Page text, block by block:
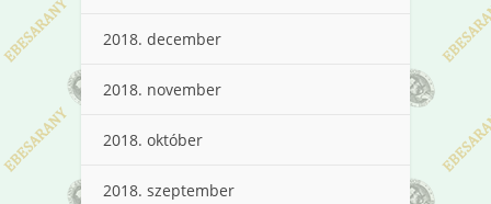
2018. december
2018. november
2018. október
2018. szeptember